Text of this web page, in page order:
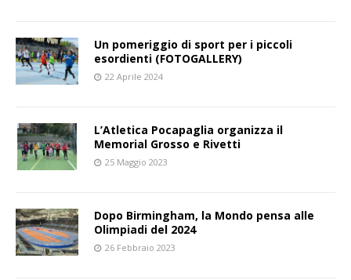
Un pomeriggio di sport per i piccoli
esordienti (FOTOGALLERY)
22 Aprile 2024
L’Atletica Pocapaglia organizza il
Memorial Grosso e Rivetti
25 Maggio 2023
Dopo Birmingham, la Mondo pensa alle
Olimpiadi del 2024
26 Febbraio 2023